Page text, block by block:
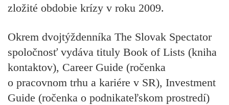
zložité obdobie krízy v roku 2009.
Okrem dvojtýždenníka The Slovak Spectator
spoločnosť vydáva tituly Book of Lists (kniha
kontaktov), Career Guide (ročenka
o pracovnom trhu a kariére v SR), Investment
Guide (ročenka o podnikateľskom prostredí)